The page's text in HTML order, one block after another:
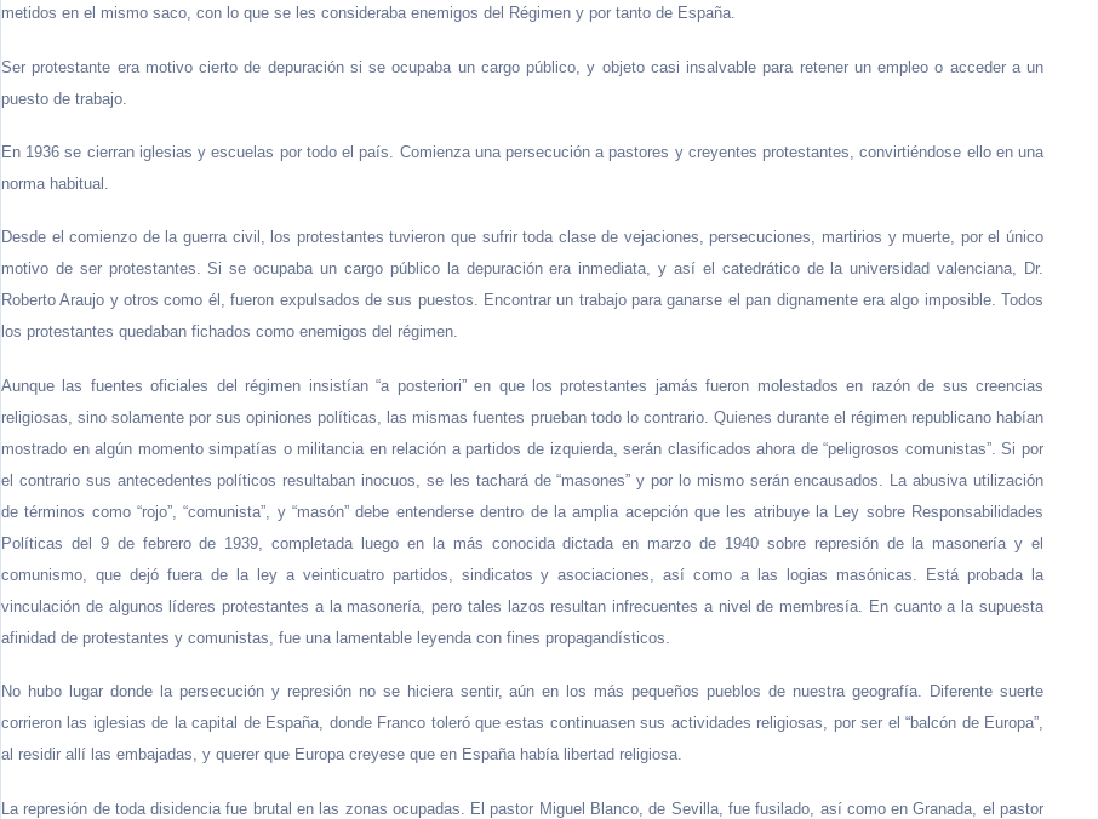
metidos en el mismo saco, con lo que se les consideraba enemigos del Régimen y por tanto de España.
Ser protestante era motivo cierto de depuración si se ocupaba un cargo público, y objeto casi insalvable para retener un empleo o acceder a un
puesto de trabajo.
En 1936 se cierran iglesias y escuelas por todo el país. Comienza una persecución a pastores y creyentes protestantes, convirtiéndose ello en una
norma habitual.
Desde el comienzo de la guerra civil, los protestantes tuvieron que sufrir toda clase de vejaciones, persecuciones, martirios y muerte, por el único
motivo de ser protestantes. Si se ocupaba un cargo público la depuración era inmediata, y así el catedrático de la universidad valenciana, Dr.
Roberto Araujo y otros como él, fueron expulsados de sus puestos. Encontrar un trabajo para ganarse el pan dignamente era algo imposible. Todos
los protestantes quedaban fichados como enemigos del régimen.
Aunque las fuentes oficiales del régimen insistían “a posteriori” en que los protestantes jamás fueron molestados en razón de sus creencias
religiosas, sino solamente por sus opiniones políticas, las mismas fuentes prueban todo lo contrario. Quienes durante el régimen republicano habían
mostrado en algún momento simpatías o militancia en relación a partidos de izquierda, serán clasificados ahora de “peligrosos comunistas”. Si por
el contrario sus antecedentes políticos resultaban inocuos, se les tachará de “masones” y por lo mismo serán encausados. La abusiva utilización
de términos como “rojo”, “comunista”, y “masón” debe entenderse dentro de la amplia acepción que les atribuye la Ley sobre Responsabilidades
Políticas del 9 de febrero de 1939, completada luego en la más conocida dictada en marzo de 1940 sobre represión de la masonería y el
comunismo, que dejó fuera de la ley a veinticuatro partidos, sindicatos y asociaciones, así como a las logias masónicas. Está probada la
vinculación de algunos líderes protestantes a la masonería, pero tales lazos resultan infrecuentes a nivel de membresía. En cuanto a la supuesta
afinidad de protestantes y comunistas, fue una lamentable leyenda con fines propagandísticos.
No hubo lugar donde la persecución y represión no se hiciera sentir, aún en los más pequeños pueblos de nuestra geografía. Diferente suerte
corrieron las iglesias de la capital de España, donde Franco toleró que estas continuasen sus actividades religiosas, por ser el “balcón de Europa”,
al residir allí las embajadas, y querer que Europa creyese que en España había libertad religiosa.
La represión de toda disidencia fue brutal en las zonas ocupadas. El pastor Miguel Blanco, de Sevilla, fue fusilado, así como en Granada, el pastor